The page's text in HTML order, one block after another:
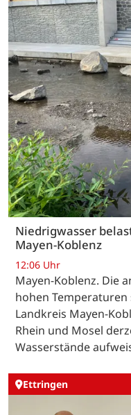
Niedrigwasser
Mayen-Koblenz
12:06 Uhr
Mayen-Koblenz. Die
hohen Temperaturen
Landkreis Mayen-
Rhein und Mosel
Wasserstände
Ettringen